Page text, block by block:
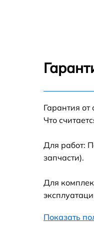
Замена
WITP
Замена
Замена
(EU)
Замена
Гарантия
Что
Для работ:
запчасти).
Для
Показать